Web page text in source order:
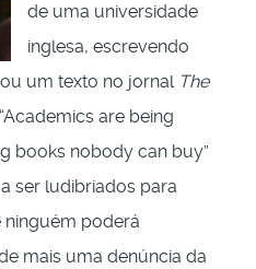
de uma universidade
inglesa, escrevendo
um texto no jornal The
are being
books nobody can buy”
ser ludibriados para
poderá
mais uma denúncia da